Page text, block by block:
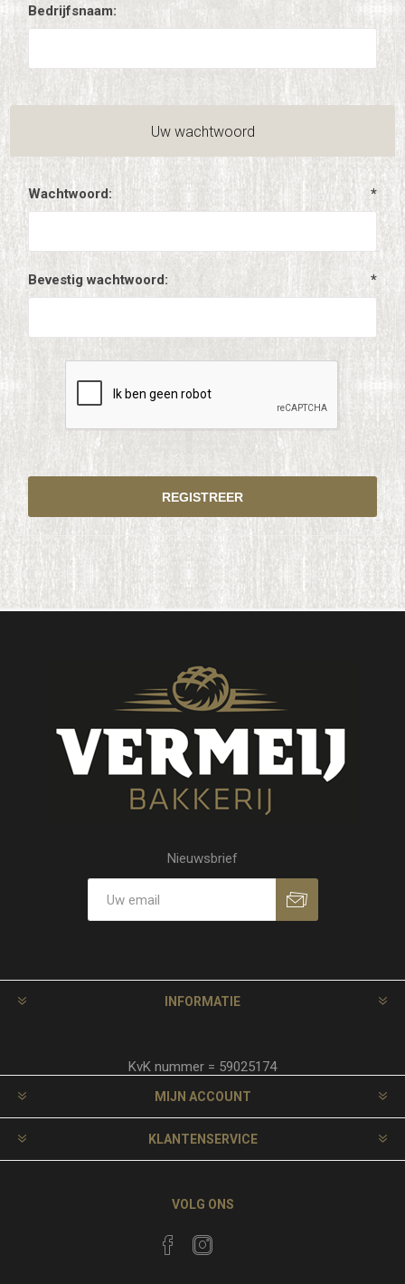
Bedrijfsnaam:
Uw wachtwoord
Wachtwoord: *
Bevestig wachtwoord: *
Nieuwsbrief
INFORMATIE
KvK nummer = 59025174
MIJN ACCOUNT
KLANTENSERVICE
VOLG ONS